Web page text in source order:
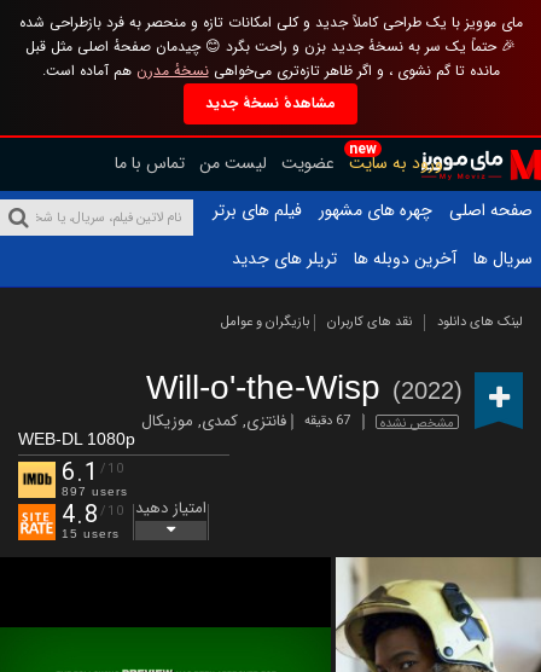
مای موویز با یک طراحی کاملاً جدید و کلی امکانات تازه و منحصر به فرد بازطراحی شده
🎉 حتماً یک سر به نسخهٔ جدید بزن و راحت بگرد 😊 چیدمان صفحهٔ اصلی مثل قبل
مانده تا گم نشوی ، و اگر ظاهر تازه‌تری می‌خواهینسخهٔ مدرن هم آماده است.
مشاهدهٔ نسخهٔ جدید
new
ورود به سایت عضویت لیست من تماس با ما
صفحه اصلی
چهره های مشهور
فیلم های برتر
سریال ها
آخرین دوبله ها تریلر های جدید
لینک های دانلود نقد های کاربران بازیگران و عوامل
Will-o'-the-Wisp (2022)
مشخص نشده 67 دقیقه فانتزی,کمدی, موزیکال
WEB-DL 1080p
6.1 /10
897 users
4.8 /10
15 users
امتیاز دهید